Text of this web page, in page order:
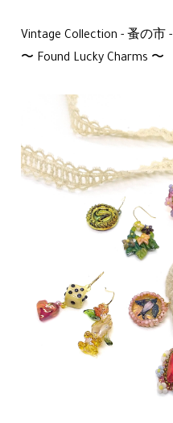
Vintage Collection - 蚤の市 -
〜 Found Lucky Charms 〜